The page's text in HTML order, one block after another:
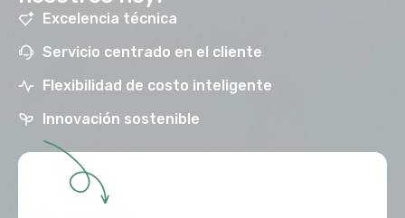
Excelencia técnica
Servicio centrado en el cliente
Flexibilidad de costo inteligente
Innovación sostenible